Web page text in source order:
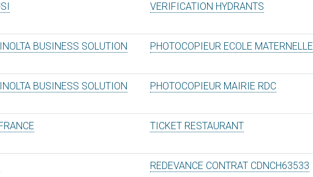
VERIFICATION HYDRANTS
BUSINESS SOLUTION PHOTOCOPIEUR ECOLE MATERNELLE
BUSINESS SOLUTION PHOTOCOPIEUR MAIRIE RDC
TICKET RESTAURANT
REDEVANCE CONTRAT CDNCH63533